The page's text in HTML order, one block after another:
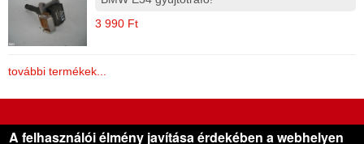
3 990 Ft
további termékek...
Gera Használt Autóalkatrész Kereskedés
A felhasználói élmény javítása érdekében a webhelyen